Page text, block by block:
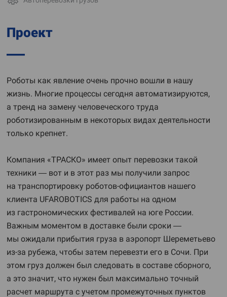
Проект
Роботы как явление очень прочно вошли в нашу
жизнь. Многие процессы сегодня автоматизируются,
а тренд на замену человеческого труда
роботизированным в некоторых видах деятельности
только крепнет.
Компания «ТРАСКО» имеет опыт перевозки такой
техники — вот и в этот раз мы получили запрос
на транспортировку роботов-официантов нашего
клиента UFAROBOTICS для работы на одном
из гастрономических фестивалей на юге России.
Важным моментом в доставке были сроки —
мы ожидали прибытия груза в аэропорт Шереметьево
из-за рубежа, чтобы затем перевезти его в Сочи. При
этом груз должен был следовать в составе сборного,
а это значит, что нужен был максимально точный
расчет маршрута с учетом промежуточных пунктов